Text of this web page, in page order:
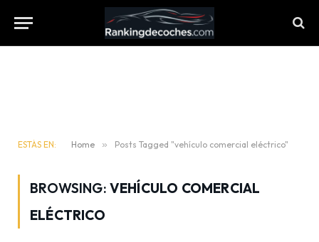
ESTÁS EN: Home » Posts Tagged "vehículo comercial eléctrico"
BROWSING: VEHÍCULO COMERCIAL
ELÉCTRICO